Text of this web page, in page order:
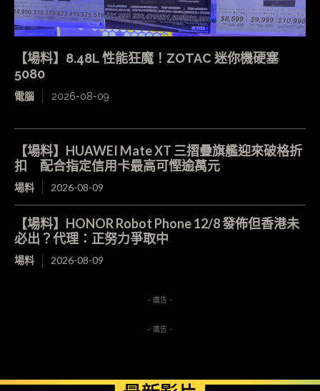
【場料】8.48L 性能狂魔！ZOTAC 迷你機硬塞
5080
電腦 2026-08-09
【場料】HUAWEI Mate XT 三摺疊旗艦迎來破格折
扣 配合指定信用卡最高可慳逾萬元
場料 2026-08-09
【場料】HONOR Robot Phone 12/8 發佈但香港未
必出？代理：正努力爭取中
場料 2026-08-09
- 廣告 -
- 廣告 -